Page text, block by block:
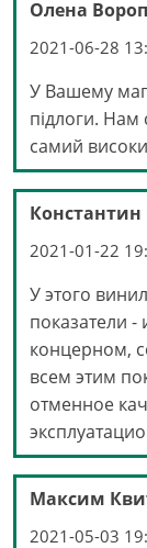
Олена
2021-06-28
У Вашему
підлоги. Нам
самий
2021-01-22
У этого
показатели
концерном,
всем этим
отменное
Максим
2021-05-03